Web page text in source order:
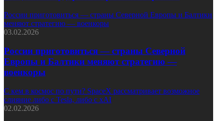
России приготовиться — страны Северной Европы и Балтики
меняют стратегию — военкоры
03.02.2026
России приготовиться — страны Северной
Европы и Балтики меняют стратегию —
военкоры
С кем в космос по пути? SpaceX рассматривает возможное
слияние либо с Tesla, либо с xAI
02.02.2026